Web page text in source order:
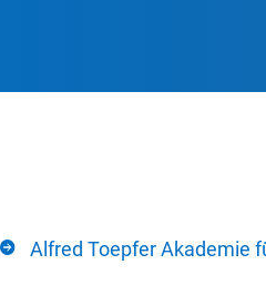
Alfred Toepfer Akademie